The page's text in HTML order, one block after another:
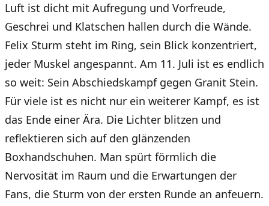
Luft ist dicht mit Aufregung und Vorfreude,
Geschrei und Klatschen hallen durch die Wände.
Felix Sturm steht im Ring, sein Blick konzentriert,
jeder Muskel angespannt. Am 11. Juli ist es endlich
so weit: Sein Abschiedskampf gegen Granit Stein.
Für viele ist es nicht nur ein weiterer Kampf, es ist
das Ende einer Ära. Die Lichter blitzen und
reflektieren sich auf den glänzenden
Boxhandschuhen. Man spürt förmlich die
Nervosität im Raum und die Erwartungen der
Fans, die Sturm von der ersten Runde an anfeuern.